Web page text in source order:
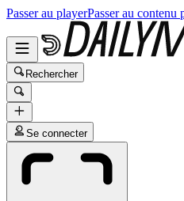
Passer au playerPasser au contenu
Rechercher
Se connecter